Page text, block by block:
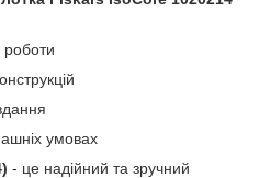
роботи
умовах
- це надійний та зручний